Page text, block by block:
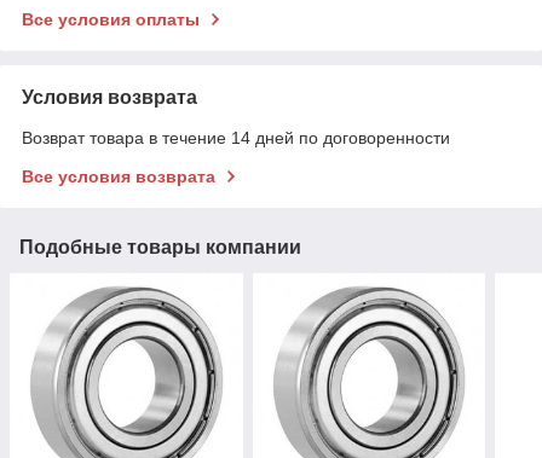
Все условия оплаты
Условия возврата
Возврат товара в течение 14 дней по договоренности
Все условия возврата
Подобные товары компании